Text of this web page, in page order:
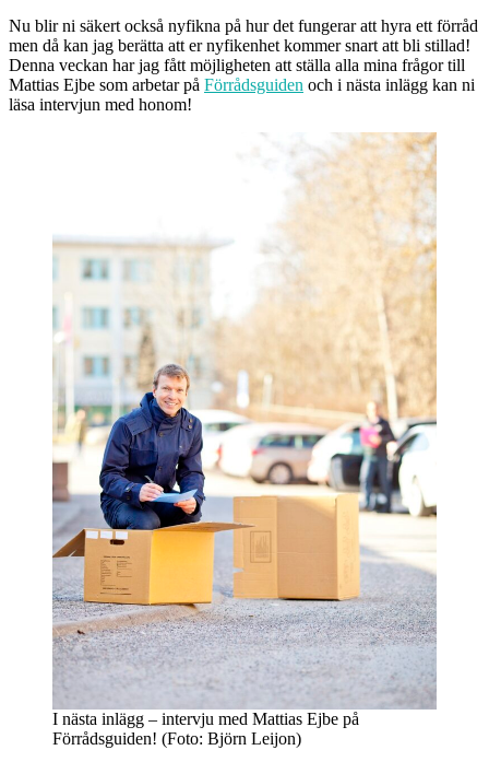
Nu blir ni säkert också nyfikna på hur det fungerar att hyra ett förråd
men då kan jag berätta att er nyfikenhet kommer snart att bli stillad!
Denna veckan har jag fått möjligheten att ställa alla mina frågor till
Mattias Ejbe som arbetar på Förrådsguiden och i nästa inlägg kan ni
läsa intervjun med honom!
I nästa inlägg – intervju med Mattias Ejbe på
Förrådsguiden! (Foto: Björn Leijon)